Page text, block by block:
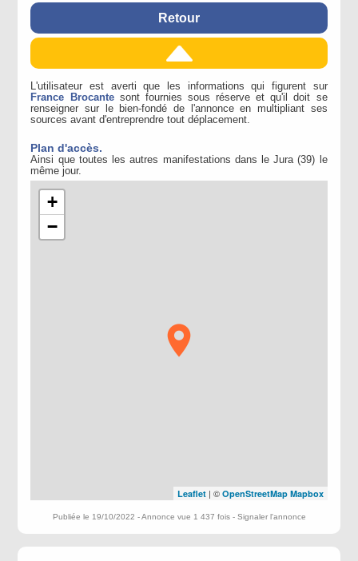
Retour
L'utilisateur est averti que les informations qui figurent sur
France Brocantesont fournies sous réserve et qu'il doit se
renseigner sur le bien-fondé de l'annonce en multipliant ses
sources avant d'entreprendre tout déplacement.
Plan d'accès.
Ainsi que toutes les autres manifestations dans le Jura (39) le
même jour.
+
−
Leaflet| © OpenStreetMap Mapbox
Publiée le 19/10/2022 - Annonce vue 1 437 fois - Signaler l'annonce